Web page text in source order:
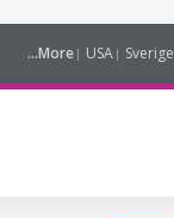
Sverige
USA
More...